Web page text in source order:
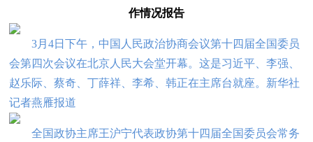
作情况报告
3月4日下午，中国人民政治协商会议第十四届全国委员
会第四次会议在北京人民大会堂开幕。这是习近平、李强、
赵乐际、蔡奇、丁薛祥、李希、韩正在主席台就座。 新华社
记者燕雁报道
全国政协主席王沪宁代表政协第十四届全国委员会常务